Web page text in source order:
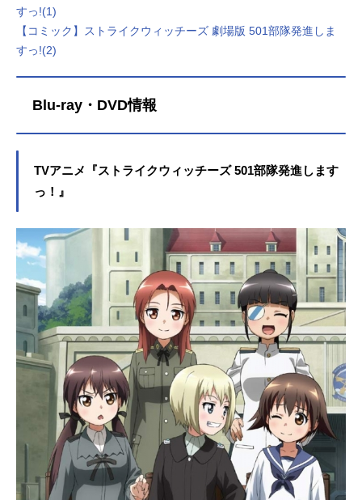
すっ!(1)
【コミック】ストライクウィッチーズ 劇場版 501部隊発進しま
すっ!(2)
Blu-ray・DVD情報
TVアニメ『ストライクウィッチーズ 501部隊発進します
っ！』